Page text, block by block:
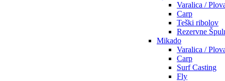
Varalica /
Carp
Teški ribolov
Rezervne
Mikado
Varalica /
Carp
Surf Casting
Fly